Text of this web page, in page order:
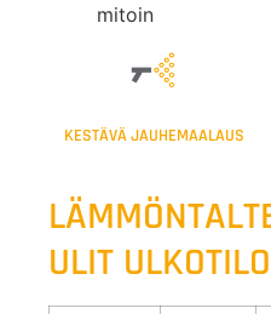
mitoin
KESTÄVÄ JAUHEMAALAUS
ULIT